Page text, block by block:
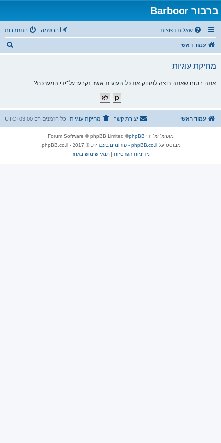
ברבור Barboor
שאלות נפוצות התחברות הרשמה
עמוד ראשי
מחיקת עוגיות
אתה בטוח שאתה רוצה למחוק את כל העוגיות אשר נקבעו על־ידי המערכת?
עמוד ראשי כל הזמנים הם UTC+03:00 מחיקת עוגיות יצירת קשר
מופעל על ידי phpBB
® Forum Software © phpBB Limited
מבוסס על phpBB.co.il - פורומים בעברית
. © 2017 - phpBB.co.il.
מדיניות הפרטיות |תנאי שימוש באתר